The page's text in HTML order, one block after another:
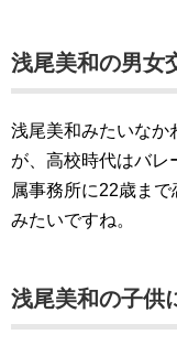
浅尾美和の男女
浅尾美和みたいなか
が、高校時代はバレ
属事務所に22歳ま
みたいですね。
浅尾美和の子供